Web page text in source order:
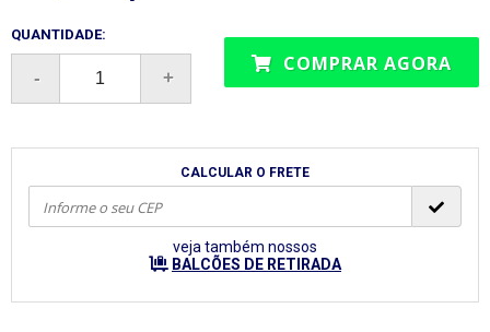
QUANTIDADE:
COMPRAR AGORA
CALCULAR O FRETE
veja também nossos
BALCÕES DE RETIRADA